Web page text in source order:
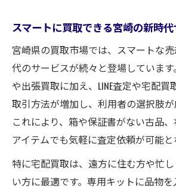
スマートに買取できる宮崎の新時
宮崎県の買取市場では、スマートな
代のサービスが続々と登場していま
や出張買取に加え、LINE査定や宅配買
取引方法が増加し、利用者の選択肢が
これにより、箱や保証書がない古品
アイテムでも気軽に査定依頼が可能と
特に宅配買取は、遠方に住む方や忙
い方に最適です。専用キットに品物